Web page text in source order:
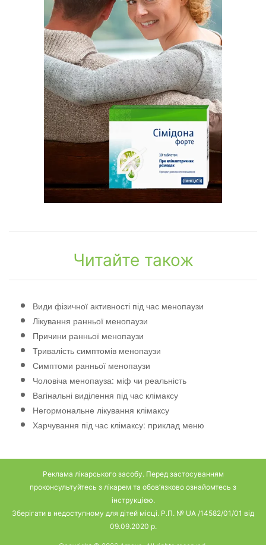
Читайте також
Види фізичної активності під час менопаузи
Лікування ранньої менопаузи
Причини ранньої менопаузи
Тривалість симптомів менопаузи
Симптоми ранньої менопаузи
Чоловіча менопауза: міф чи реальність
Вагінальні виділення під час клімаксу
Негормональне лікування клімаксу
Харчування під час клімаксу: приклад меню
Реклама лікарського засобу. Перед застосуванням
проконсультуйтесь з лікарем та обов’язково ознайомтесь з
інструкцією.
Зберігати в недоступному для дітей місці. Р.П. № UA /14582/01/01 від
09.09.2020 р.